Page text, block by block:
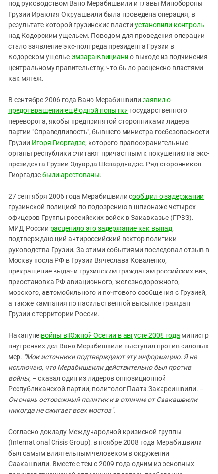
под руководством Вано Мерабишвили и главы Минобороны
Грузии Ираклия Окруашвили была проведена операция, в
результате которой грузинские власти установили контроль
над Кодорским ущельем. Поводом для проведения операции
стало заявление экс-полпреда президента Грузии в
Кодорском ущелье Эмзара Квициани о выходе из подчинения
центральному правительству, что было расценено властями
как мятеж.
В сентябре 2006 года Вано Мерабишвили заявил о
предотвращении ещё одной попытки государственного
переворота, якобы предпринятой сторонниками лидера
партии "Справедливость", бывшего министра госбезопасности
Грузии Игоря Гиоргадзе, которого правоохранительные
органы республики считают причастным к покушению на экс-
президента Грузии Эдуарда Шеварднадзе. Ряд сторонников
Гиоргадзебыли арестованы.
27 сентября 2006 года Мерабишвили сообщил о задержании
грузинской полицией по подозрению в шпионаже четырех
офицеров Группы российских войск в Закавказье (ГРВЗ).
МИД России расценило это задержание как выпад,
подтверждающий антироссийский вектор политики
руководства Грузии. За этими событиями последовал отзыв в
Москву посла РФ в Грузии Вячеслава Коваленко,
прекращение выдачи грузинским гражданам российских виз,
приостановка РФ авиационного, железнодорожного,
морского, автомобильного и почтового сообщения с Грузией,
а также кампания по насильственной высылке граждан
Грузии с территории России.
Накануне войны в Южной Осетии в августе 2008 года министр
внутренних дел Вано Мерабишвили выступил против силовых
мер. "Мои источники подтверждают эту информацию. Я не
исключаю, что Мерабишвили действительно был против
войны, – сказал один из лидеров оппозиционной
Республиканской партии, политолог Паата Закареишвили. –
Он очень осторожный политик и в отличие от Саакашвили
никогда не сжигает всех мостов".
Согласно докладу Международной кризисной группы
(International Crisis Group), в ноябре 2008 года Мерабишвили
был самым влиятельным человеком в окружении
Саакашвили. Вместе с тем с 2009 года одним из основных